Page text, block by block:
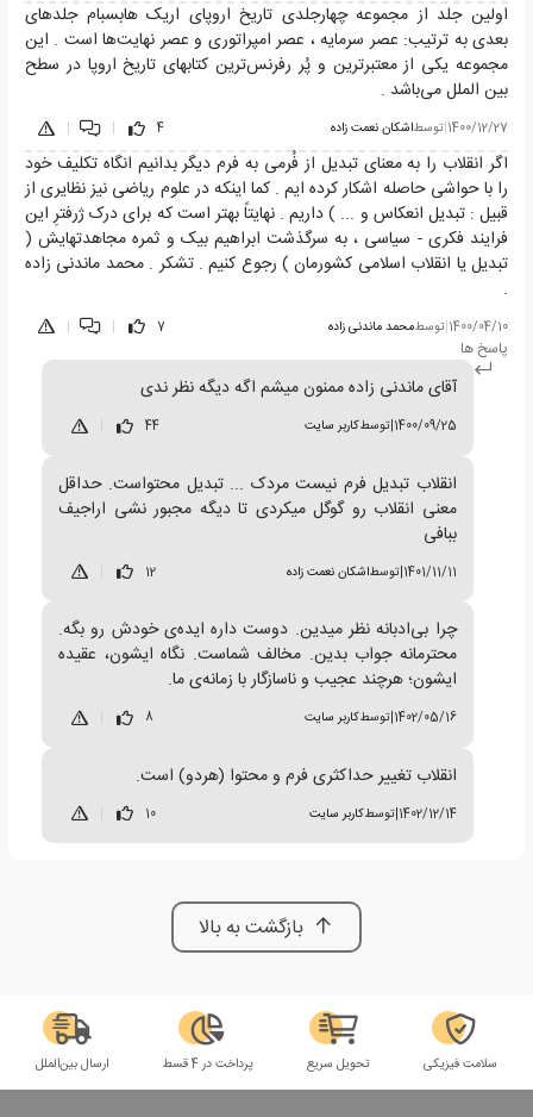
اولین جلد از مجموعه چهارجلدی تاریخ اروپای اریک هابسبام جلدهای
بعدی به ترتیب: عصر سرمایه ، عصر امپراتوری و عصر نهایت‌ها است . این
مجموعه یکی از معتبرترین و پُر رفرنس‌ترین کتابهای تاریخ اروپا در سطح
بین الملل می‌باشد .
1400/12/27
|توسطاشکان نعمت زاده 4
|
|
اگر انقلاب را به معنای تبدیل از فُرمی به فرم دیگر بدانیم انگاه تکلیف خود
را با حواشی حاصله اشکار کرده ایم . کما اینکه در علوم ریاضی نیز نظایری از
قبیل : تبدیل انعکاس و ... ) داریم . نهایتاً بهتر است که برای درک ژرفترِ این
فرایند فکری - سیاسی ، به سرگذشت ابراهیم بیک و ثمره مجاهدتهایش (
تبدیل یا انقلاب اسلامی کشورمان ) رجوع کنیم . تشکر . محمد ماندنی زاده
.
1400/04/10
|توسطمحمد ماندنی زاده 7
|
|
پاسخ ها
آقای ماندنی زاده ممنون میشم اگه دیگه نظر ندی
1400/09/25
|توسطکاربر سایت 44
انقلاب تبدیل فرم نیست مردک ... تبدیل محتواست. حداقل
معنی انقلاب رو گوگل میکردی تا دیگه مجبور نشی اراجیف
ببافی
1401/11/11
|توسطاشکان نعمت زاده 12
چرا بی‌ادبانه نظر میدین. دوست داره ایده‌ی خودش رو بگه.
محترمانه جواب بدین. مخالف شماست. نگاه ایشون، عقیده
ایشون؛ هرچند عجیب و ناسازگار با زمانه‌ی ما.
1402/05/16
|توسطکاربر سایت 8
انقلاب تغییر حداکثری فرم و محتوا (هردو) است.
1402/12/14
|توسطکاربر سایت 10
بازگشت به بالا
سلامت فیزیکی تحویل سریع پرداخت در 4 قسط ارسال بین‌الملل